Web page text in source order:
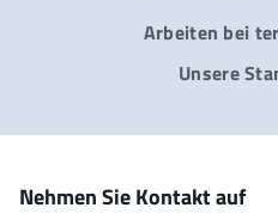
Arbeiten bei
Unsere
Nehmen Sie Kontakt auf